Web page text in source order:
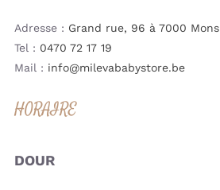
Adresse : Grand rue, 96 à 7000 Mons
Tel : 0470 72 17 19
Mail : info@milevababystore.be
HORAIRE
DOUR